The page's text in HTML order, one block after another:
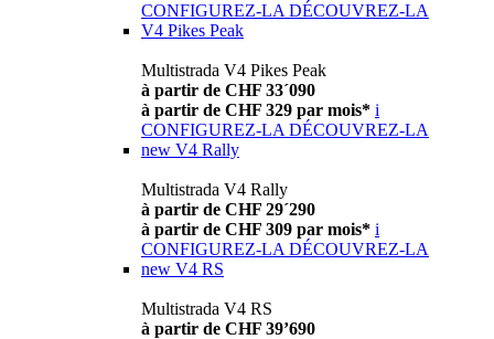
CONFIGUREZ-LA DÉCOUVREZ-LA
V4 Pikes Peak
Multistrada V4 Pikes Peak
à partir de CHF 33´090
à partir de CHF 329 par mois* i
CONFIGUREZ-LA DÉCOUVREZ-LA
new V4 Rally
Multistrada V4 Rally
à partir de CHF 29´290
à partir de CHF 309 par mois* i
CONFIGUREZ-LA DÉCOUVREZ-LA
new V4 RS
Multistrada V4 RS
à partir de CHF 39’690